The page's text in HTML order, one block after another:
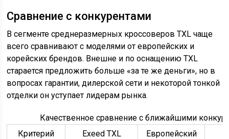
Сравнение с конкурентами
В сегменте среднеразмерных кроссоверов TXL чаще
всего сравнивают с моделями от европейских и
корейских брендов. Внешне и по оснащению TXL
старается предложить больше «за те же деньги», но в
вопросах гарантии, дилерской сети и некоторой тонкой
отделки он уступает лидерам рынка.
Качественное сравнение с ближайшими
Критерий
Exeed TXL
Европейский